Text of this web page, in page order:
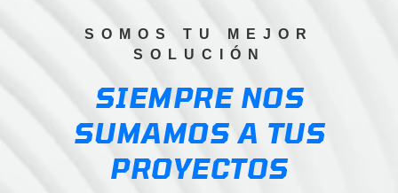
SOMOS TU MEJOR
SOLUCIÓN
SIEMPRE NOS
SUMAMOS A TUS
PROYECTOS